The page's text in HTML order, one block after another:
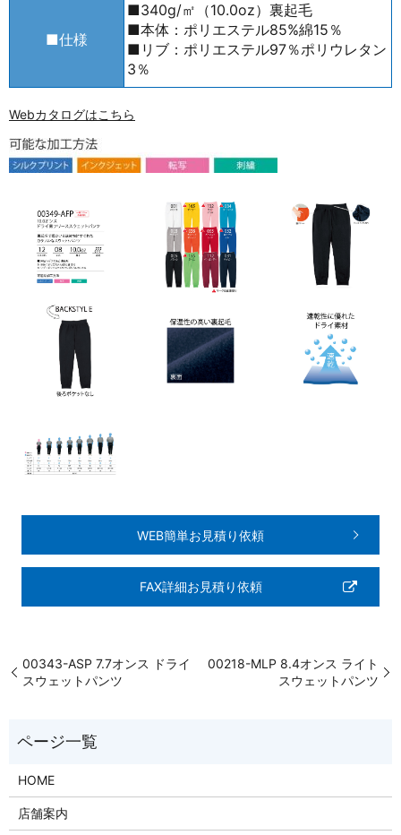
■仕様
■340g/㎡（10.0oz）裏起毛
■本体：ポリエステル85%綿15％
■リブ：ポリエステル97％ポリウレタン
3％
Webカタログはこちら
WEB簡単お見積り依頼
FAX詳細お見積り依頼
00343-ASP 7.7オンス ドライ
スウェットパンツ
00218-MLP 8.4オンス ライト
スウェットパンツ
HOME
店舗案内